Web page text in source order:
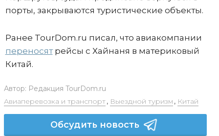
порты, закрываются туристические объекты.
Ранее TourDom.ru писал, что авиакомпании
переносятрейсы с Хайнаня в материковый
Китай.
Автор: Редакция TourDom.ru
Авиаперевозка и транспорт, Выездной туризм , Китай
Обсудить новость